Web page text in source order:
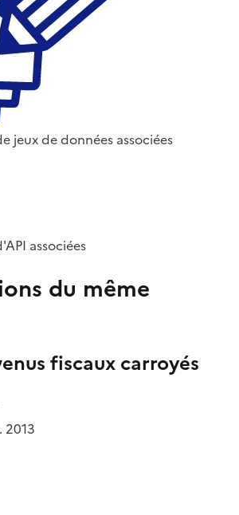
jeux de données associées
associées
du même
fiscaux carroyés
2013